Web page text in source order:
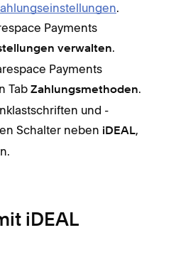
.
Payments
verwalten.
Payments
Tab Zahlungsmethoden.
und -
Schalter neben iDEAL,
iDEAL